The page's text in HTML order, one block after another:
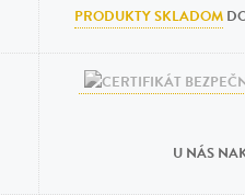
PRODUKTY SKLADOM
U NÁS